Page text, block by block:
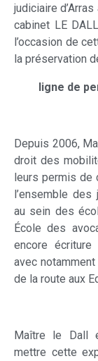
judiciaire
cabinet LE
l’occasion de
la préservation
ligne de
Depuis 2006,
droit des
leurs permis de
l’ensemble
au sein des
École des
encore écriture
avec
de la route aux
Maître le Dall
mettre cette